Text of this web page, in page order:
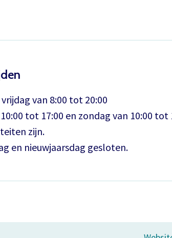
van 8:00 tot 20:00
tot 17:00 en zondag van 10:00 tot
zijn.
en nieuwjaarsdag gesloten.